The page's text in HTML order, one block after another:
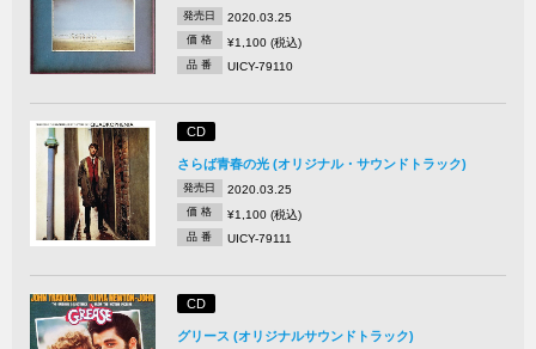
発売日 2020.03.25
価 格 ¥1,100 (税込)
品 番 UICY-79110
CD
さらば青春の光 (オリジナル・サウンドトラック)
発売日 2020.03.25
価 格 ¥1,100 (税込)
品 番 UICY-79111
CD
グリース (オリジナルサウンドトラック)